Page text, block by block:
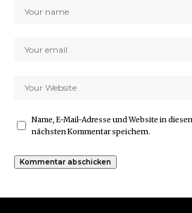
Name, E-Mail-Adresse und Website in
nächsten Kommentar speichern.